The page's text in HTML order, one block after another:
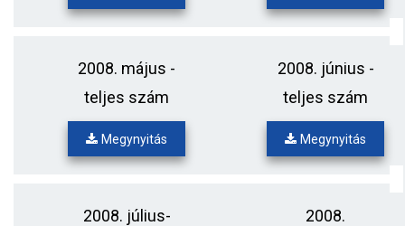
2008. május -
teljes szám
Megynyitás
2008. június -
teljes szám
Megynyitás
2008. július-
2008.